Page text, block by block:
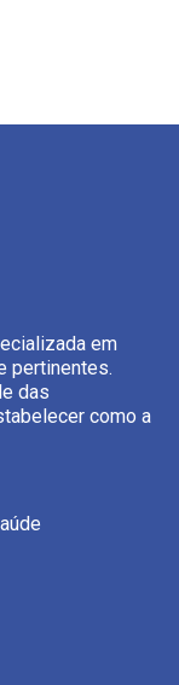
em
pertinentes.
das
como a